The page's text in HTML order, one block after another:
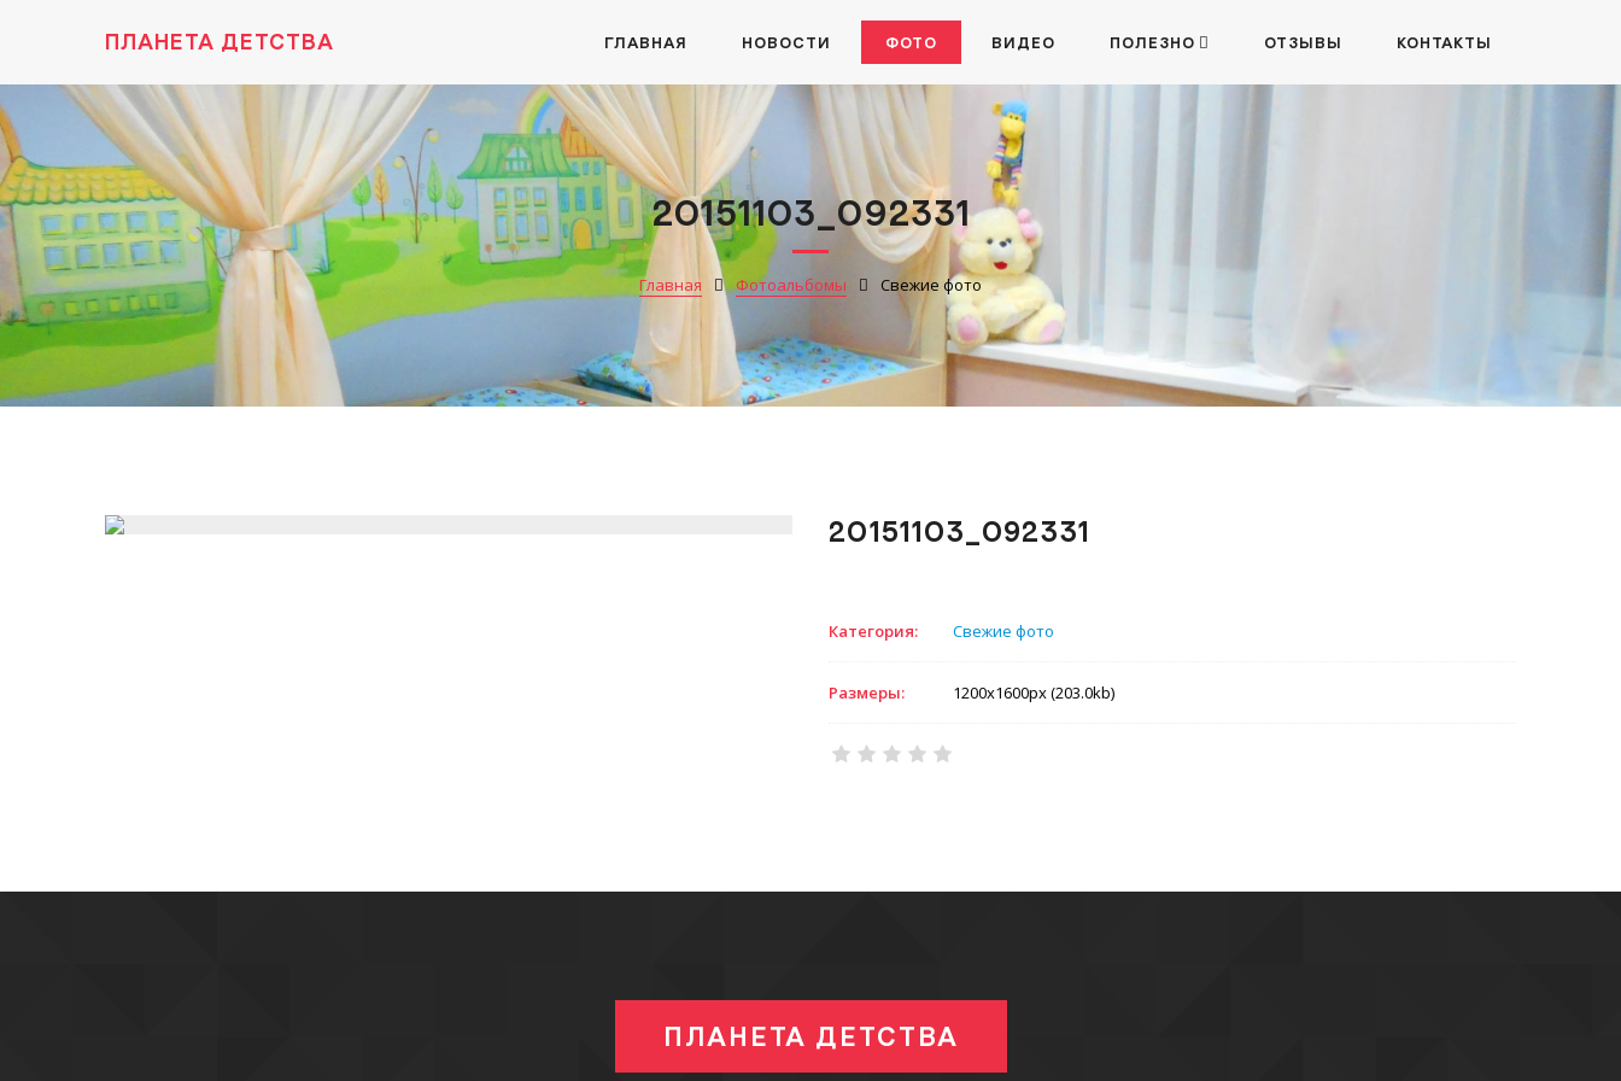
ПЛАНЕТА ДЕТСТВА ГЛАВНАЯ НОВОСТИ ФОТО ВИДЕО ПОЛЕЗНО ОТЗЫВЫ КОНТАКТЫ
20151103_092331
Главная Фотоальбомы Свежие фото
20151103_092331
Категория: Свежие фото
Размеры: 1200x1600px (203.0kb)
ПЛАНЕТА ДЕТСТВА